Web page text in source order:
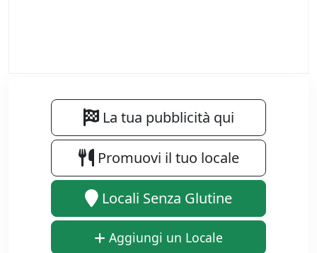
La tua pubblicità qui
Promuovi il tuo locale
Locali Senza Glutine
Aggiungi un Locale